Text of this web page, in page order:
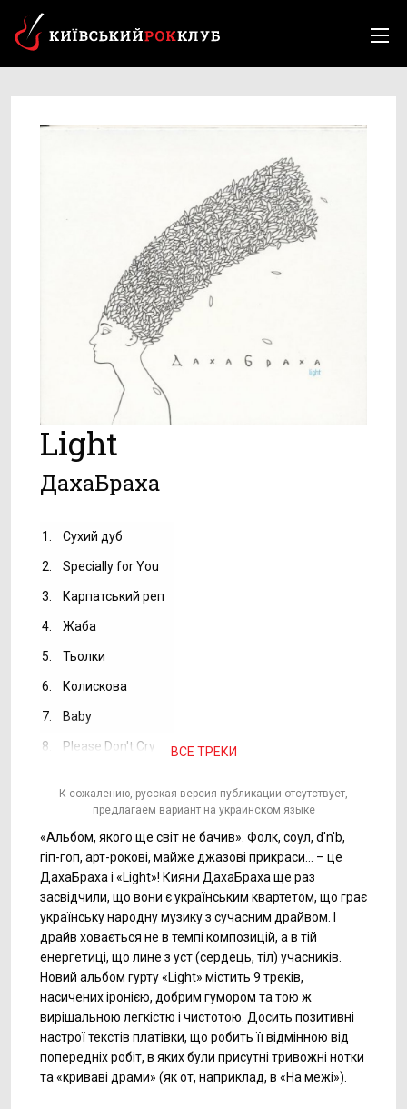
Light
ДахаБраха
1. Сухий дуб
2. Specially for You
3. Карпатський реп
4. Жаба
5. Тьолки
6. Колискова
7. Baby
8. Please Don't Cry ВСЕ ТРЕКИ
К сожалению, русская версия публикации отсутствует,
предлагаем вариант на украинском языке
«Альбом, якого ще світ не бачив». Фолк, соул, d'n'b,
гіп-гоп, арт-рокові, майже джазові прикраси… – це
ДахаБраха і «Light»! Кияни ДахаБраха ще раз
засвідчили, що вони є українським квартетом, що грає
українську народну музику з сучасним драйвом. І
драйв ховається не в темпі композицій, а в тій
енергетиці, що лине з уст (сердець, тіл) учасників.
Новий альбом гурту «Light» містить 9 треків,
насичених іронією, добрим гумором та тою ж
вирішальною легкістю і чистотою. Досить позитивні
настрої текстів платівки, що робить її відмінною від
попередніх робіт, в яких були присутні тривожні нотки
та «криваві драми» (як от, наприклад, в «На межі»).